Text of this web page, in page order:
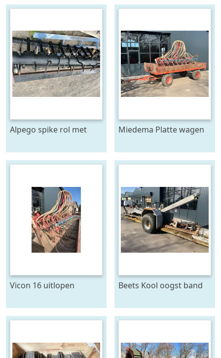
Alpego spike rol met
Miedema Platte wagen
Vicon 16 uitlopen Beets Kool oogst band